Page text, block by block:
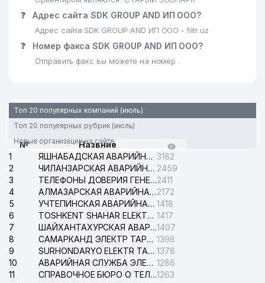
❓ Адрес сайта SDK GROUP AND ИП ООО?
Адрес сайта SDK GROUP AND ИП ООО - filtr.uz
❓ Номер факса SDK GROUP AND ИП ООО?
Отправить факс вы можете на номер .
Топ 20 популярных компаний (июль)
Топ 20 популярных рубрик (июль)
Новые организации на сайте
№
Назвние
1
ЯШНАБАДСКАЯ АВАРИЙНАЯ СЛУЖБА ЭЛЕКТРОСЕТИ 3182
2
ЧИЛАНЗАРСКАЯ АВАРИЙНАЯ СЛУЖБА ЭЛЕКТРОСЕТИ 2459
3
ТЕЛЕФОНЫ ДОВЕРИЯ ГЕНЕРАЛЬНОЙ ПРОКУРАТУРЫ РЕСПУБЛИКИ УЗБЕКИСТАН2411
4
АЛМАЗАРСКАЯ АВАРИЙНАЯ СЛУЖБА ЭЛЕКТРОСЕТИ2172
5
УЧТЕПИНСКАЯ АВАРИЙНАЯ СЛУЖБА ЭЛЕКТРОСЕТИ 1418
6
TOSHKENT SHAHAR ELEKTR TARMOQLARI KORXONASI АО 1417
7
ШАЙХАНТАХУРСКАЯ АВАРИЙНАЯ СЛУЖБА ЭЛЕКТРОСЕТИ1407
8
САМАРКАНД ЭЛЕКТР ТАРМОКЛАРИ АО 1398
9
SURHONDARYO ELEKTR TARMOKLARI АО 1378
10
АВАРИЙНАЯ СЛУЖБА ЭЛЕКТРОСЕТИ ТАШКЕНТСКОГО РАЙОНА 1286
11
СПРАВОЧНОЕ БЮРО О ТЕЛЕФОНАХ ОРГАНИЗАЦИЙ г. ТАШКЕНТА1263